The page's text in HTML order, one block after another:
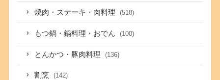
焼肉・ステーキ・肉料理 (518)
もつ鍋・鍋料理・おでん (100)
とんかつ・豚肉料理 (136)
割烹 (142)